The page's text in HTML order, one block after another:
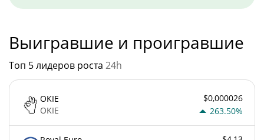
Выигравшие и проигравшие
Топ 5 лидеров роста 24h
OKIE
OKIE
$0,000026
263.50%